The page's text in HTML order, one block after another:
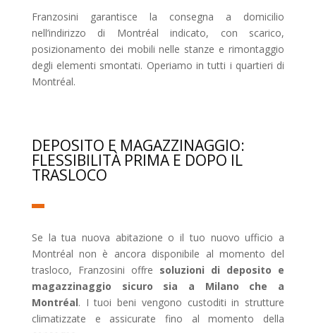
Franzosini garantisce la consegna a domicilio
nell’indirizzo di Montréal indicato, con scarico,
posizionamento dei mobili nelle stanze e rimontaggio
degli elementi smontati. Operiamo in tutti i quartieri di
Montréal.
DEPOSITO E MAGAZZINAGGIO:
FLESSIBILITÀ PRIMA E DOPO IL
TRASLOCO
Se la tua nuova abitazione o il tuo nuovo ufficio a
Montréal non è ancora disponibile al momento del
trasloco, Franzosini offre soluzioni di deposito e
magazzinaggio sicuro sia a Milano che a
Montréal. I tuoi beni vengono custoditi in strutture
climatizzate e assicurate fino al momento della